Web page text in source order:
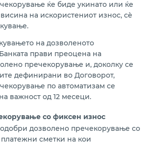
ќе биде укинато или ќе
на искористениот износ, сè
на дозволеното
прави преоцена на
пречекорување и, доколку се
дефинирани во Договорот,
по автоматизам се
важност од 12 месеци.
со фиксен износ
дозволено пречекорување со
сметки на кои